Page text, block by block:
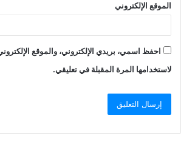
الموقع الإلكتروني
احفظ اسمي، بريدي الإلكتروني، والموقع
لاستخدامها المرة المقبلة في تعليقي.